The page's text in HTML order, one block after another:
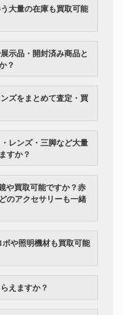
？
すか？
のアクセサリーも一緒
えますか？